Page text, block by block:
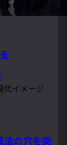
法の穴を突